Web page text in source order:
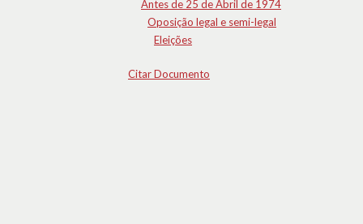
Antes de 25 de Abril de 1974
Oposição legal e semi-legal
Eleições
Citar Documento